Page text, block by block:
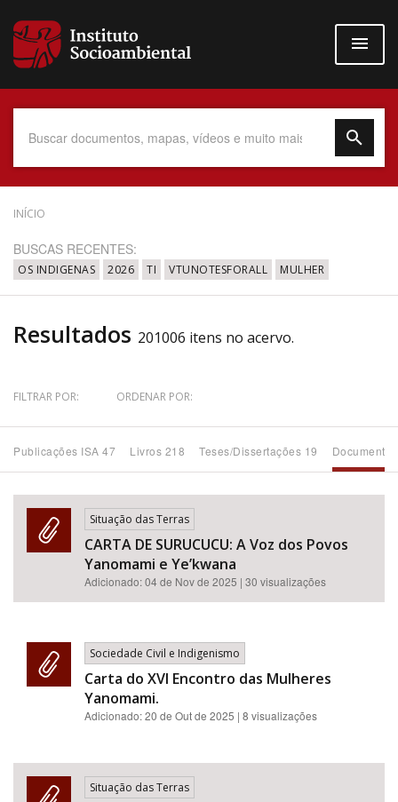
para
conteúdo
Data do Documento
Até
Povo Indígena
Subtema
Área de Levantamento
BUSCAR
INÍCIO
BUSCAS RECENTES:
OS INDIGENAS 2026 TI VTUNOTESFORALL MULHER
Resultados 201006 itens no acervo.
FILTRAR POR: ORDENAR POR:
Publicações ISA 47 Livros 218 Teses/Dissertações 19
Situação das Terras
CARTA DE SURUCUCU: A Voz dos Povos
Yanomami e Ye’kwana
Adicionado:04 de Nov de 2025 | 30 visualizações
Sociedade Civil e Indigenismo
Carta do XVI Encontro das Mulheres
Yanomami.
Adicionado:20 de Out de 2025 | 8 visualizações
Situação das Terras